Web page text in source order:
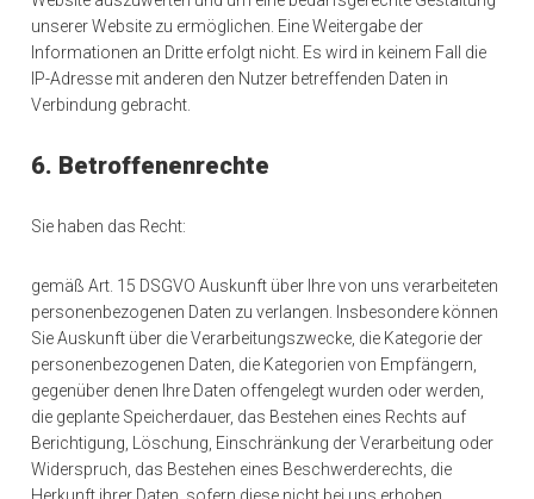
unserer Website zu ermöglichen. Eine Weitergabe der
Informationen an Dritte erfolgt nicht. Es wird in keinem Fall die
IP-Adresse mit anderen den Nutzer betreffenden Daten in
Verbindung gebracht.
6. Betroffenenrechte
Sie haben das Recht:
gemäß Art. 15 DSGVO Auskunft über Ihre von uns verarbeiteten
personenbezogenen Daten zu verlangen. Insbesondere können
Sie Auskunft über die Verarbeitungszwecke, die Kategorie der
personenbezogenen Daten, die Kategorien von Empfängern,
gegenüber denen Ihre Daten offengelegt wurden oder werden,
die geplante Speicherdauer, das Bestehen eines Rechts auf
Berichtigung, Löschung, Einschränkung der Verarbeitung oder
Widerspruch, das Bestehen eines Beschwerderechts, die